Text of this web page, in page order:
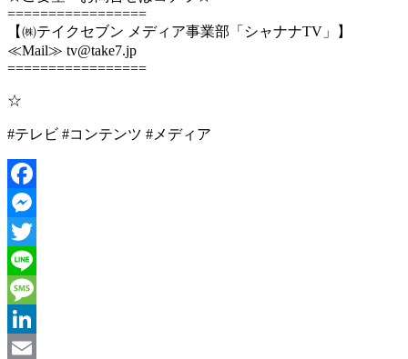
=================
【㈱テイクセブン メディア事業部「シャナナTV」】
≪Mail≫ tv@take7.jp
=================
☆
#テレビ #コンテンツ #メディア